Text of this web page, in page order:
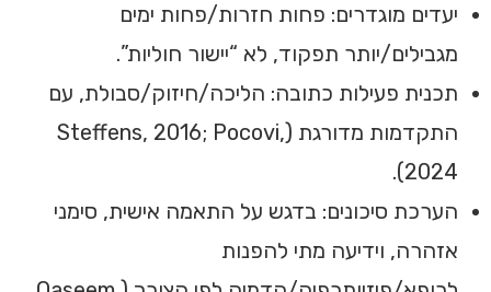
יעדים מוגדרים: פחות חזרות/פחות ימים
מגבילים/יותר תפקוד, לא “יישור חוליות”.
תכנית פעילות כתובה: הליכה/חיזוק/סבולת, עם
התקדמות מדורגת (Steffens, 2016; Pocovi,
2024).
הערכת סיכונים: בדגש על התאמה אישית, סימני
אזהרה, וידיעה מתי להפנות